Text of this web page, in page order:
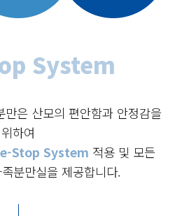
System
은 산모의 편안함과 안정감을
위하여
Stop System 적용 및 모든
분만실을 제공합니다.